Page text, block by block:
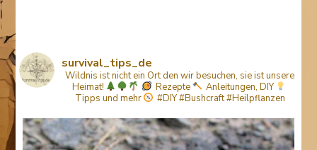
survival_tips_de
Wildnis ist nicht ein Ort den wir besuchen, sie ist unsere
Heimat!
Rezepte
Anleitungen, DIY
Tipps und mehr #DIY #Bushcraft #Heilpflanzen